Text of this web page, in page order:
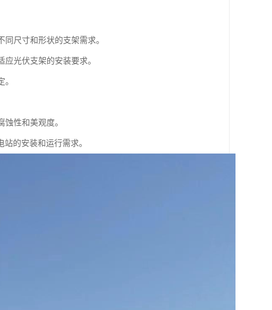
尺寸和形状的支架需求。
光伏支架的安装要求。
性和美观度。
的安装和运行需求。